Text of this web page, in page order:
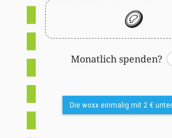
🪙
Monatlich spenden?
Switch
Die woxx einmalig mit 2 €